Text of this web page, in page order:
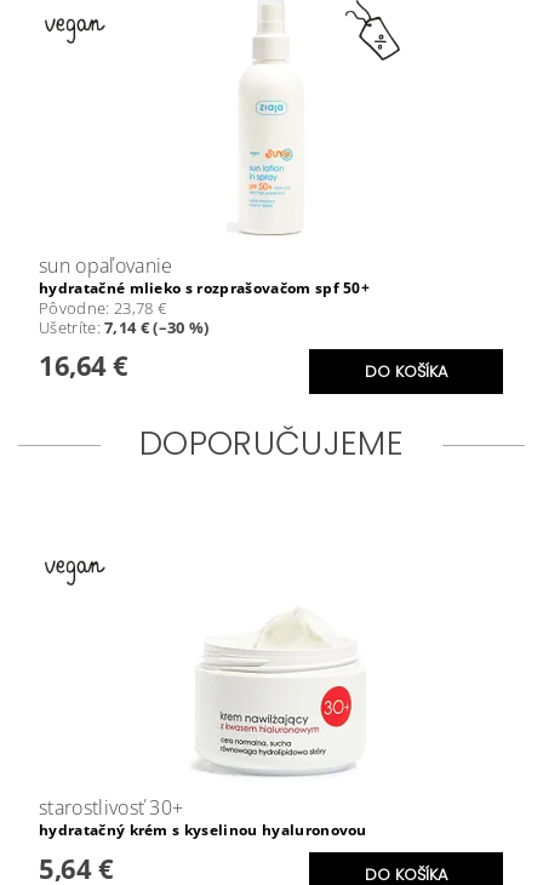
sun opaľovanie
hydratačné mlieko s rozprašovačom spf 50+
Pôvodne: 23,78 €
Ušetríte:7,14 € (–30 %)
16,64 €
DOPORUČUJEME
starostlivosť 30+
hydratačný krém s kyselinou hyaluronovou
5,64 €